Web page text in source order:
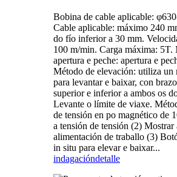
Bobina de cable aplicable:
Cable aplicable: máximo 240
do fío inferior a 30 mm.
100 m/min. Carga máxima: 5T.
apertura e peche: apertura e
Método de elevación: utiliza un
para levantar e baixar, con
superior e inferior a ambos os
Levante o límite de viaxe.
de tensión en po magnético de
a tensión de tensión (2) Mostrar
alimentación de traballo (3)
in situ para elevar e baixar...
indagacióndetalle